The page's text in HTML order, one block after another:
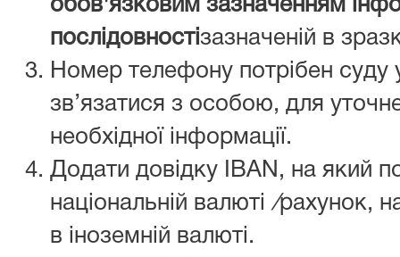
обов'язковим зазначенням
послідовностізазначеній в
Номер телефону потрібен суду
зв’язатися з особою, для
необхідної інформації.
Додати довідку IBAN, на який
національній валюті /рахунок,
в іноземній валюті.